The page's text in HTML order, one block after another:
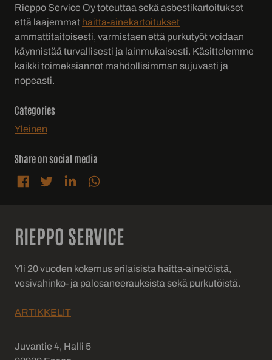
Rieppo Service Oy toteuttaa sekä asbestikartoitukset
että laajemmat haitta-ainekartoitukset
ammattitaitoisesti, varmistaen että purkutyöt voidaan
käynnistää turvallisesti ja lainmukaisesti. Käsittelemme
kaikki toimeksiannot mahdollisimman sujuvasti ja
nopeasti.
Categories
Yleinen
Share on social media
RIEPPO SERVICE
Yli 20 vuoden kokemus erilaisista haitta-ainetöistä,
vesivahinko- ja palosaneerauksista sekä purkutöistä.
ARTIKKELIT
Juvantie 4, Halli 5